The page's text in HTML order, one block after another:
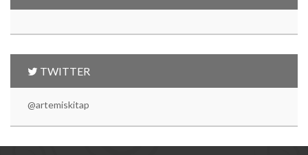
TWITTER
@artemiskitap